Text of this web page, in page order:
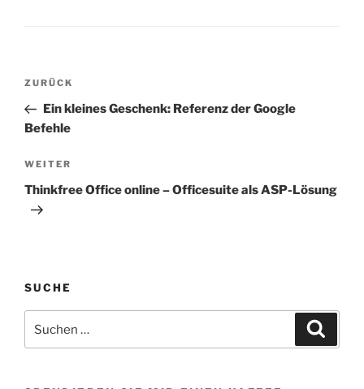
Beitragsnavigation
Vorheriger
Beitrag
ZURÜCK
Ein kleines Geschenk: Referenz der Google
Befehle
Nächster
Beitrag
WEITER
Thinkfree Office online – Officesuite als ASP-Lösung
SUCHE
nach: